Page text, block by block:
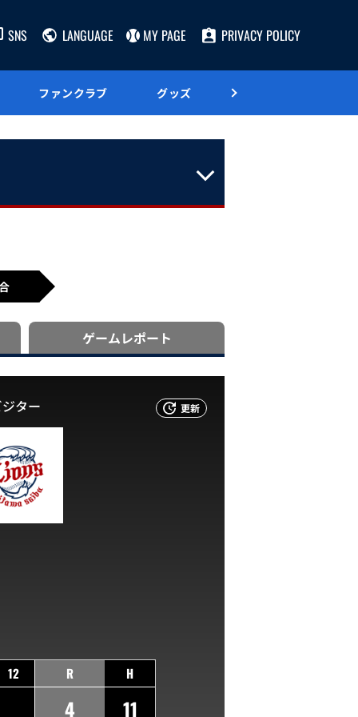
SNS LANGUAGE MY PAGE PRIVACY POLICY
ファンクラブ グッズ
ゲームレポート
更新
ジター
12 R H
4
11